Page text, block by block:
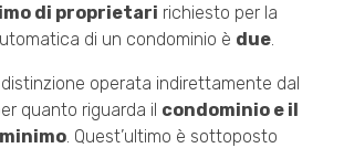
di proprietari richiesto per la
di un condominio è due
operata indirettamente dal
quanto riguarda il condominio e il
. Quest’ultimo è sottoposto